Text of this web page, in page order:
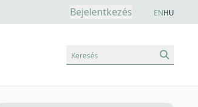
Bejelentkezés ENHU
Keresés